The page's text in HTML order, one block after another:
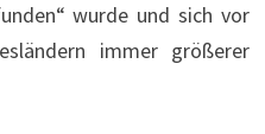
wurde und sich vor
immer größerer